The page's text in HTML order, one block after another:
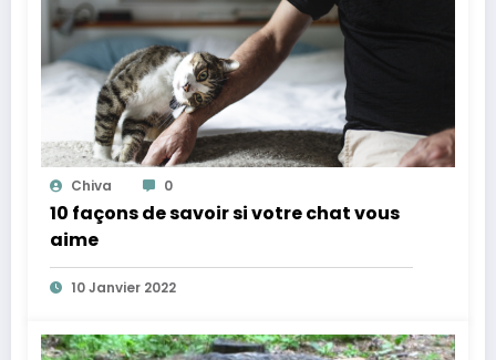
Chiva 0
10 façons de savoir si votre chat vous
aime
10 Janvier 2022